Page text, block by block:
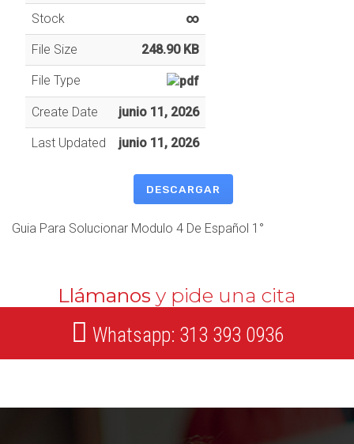
Stock ∞
File Size 248.90 KB
File Type
Create Date junio 11, 2026
Last Updated junio 11, 2026
DESCARGAR
Guia Para Solucionar Modulo 4 De Español 1°
Llámanos y pide una cita
Whatsapp: 313 393 0936